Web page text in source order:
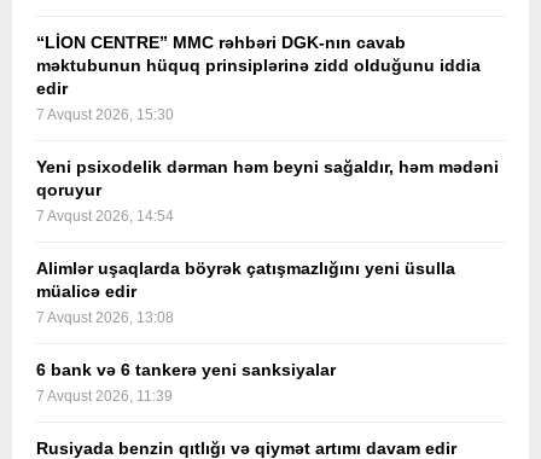
“LİON CENTRE” MMC rəhbəri DGK-nın cavab
məktubunun hüquq prinsiplərinə zidd olduğunu iddia
edir
7 Avqust 2026, 15:30
Yeni psixodelik dərman həm beyni sağaldır, həm mədəni
qoruyur
7 Avqust 2026, 14:54
Alimlər uşaqlarda böyrək çatışmazlığını yeni üsulla
müalicə edir
7 Avqust 2026, 13:08
6 bank və 6 tankerə yeni sanksiyalar
7 Avqust 2026, 11:39
Rusiyada benzin qıtlığı və qiymət artımı davam edir